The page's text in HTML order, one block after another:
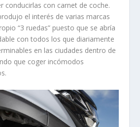
conducirlas con carnet de coche.
el interés de varias marcas
“3 ruedas” puesto que se abría
con todos los que diariamente
en las ciudades dentro de
que coger incómodos